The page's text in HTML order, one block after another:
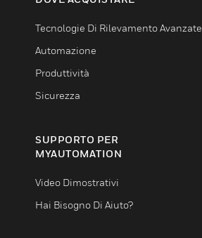
Tecnologie Di Rilevamento Avanzate
Automazione
Produttività
Sicurezza
SUPPORTO PER
MYAUTOMATION
Video Dimostrativi
Hai Bisogno Di Aiuto?